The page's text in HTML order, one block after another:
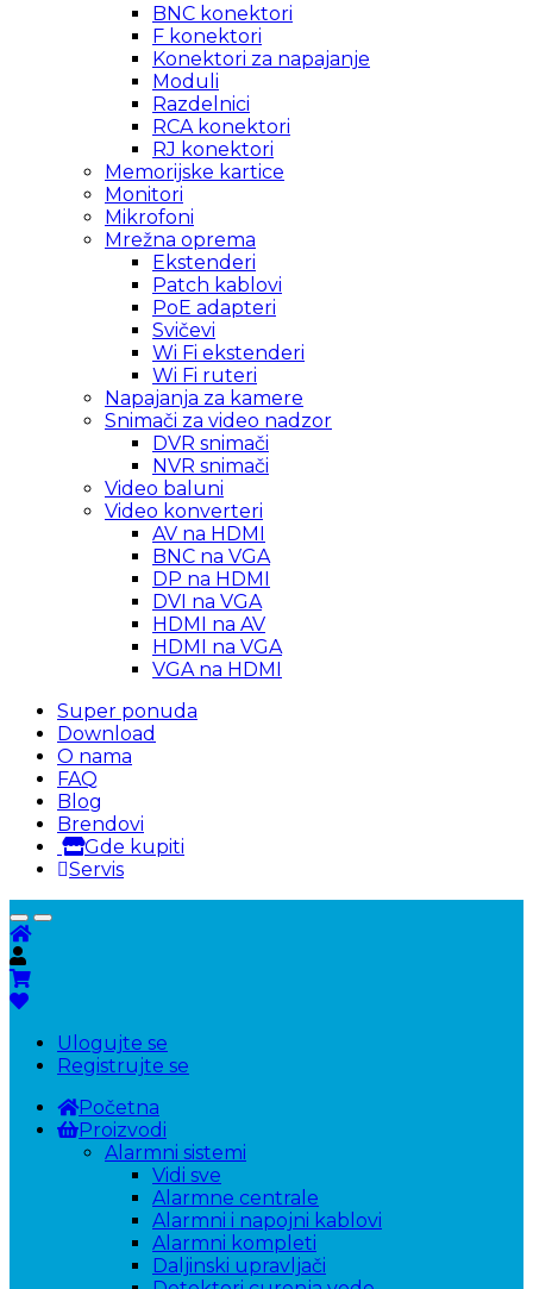
BNC konektori
F konektori
Konektori za napajanje
Moduli
Razdelnici
RCA konektori
RJ konektori
Memorijske kartice
Monitori
Mikrofoni
Mrežna oprema
Ekstenderi
Patch kablovi
PoE adapteri
Svičevi
Wi Fi ekstenderi
Wi Fi ruteri
Napajanja za kamere
Snimači za video nadzor
DVR snimači
NVR snimači
Video baluni
Video konverteri
AV na HDMI
BNC na VGA
DP na HDMI
DVI na VGA
HDMI na AV
HDMI na VGA
VGA na HDMI
Super ponuda
Download
O nama
FAQ
Blog
Brendovi
Gde kupiti
Servis
Ulogujte se
Registrujte se
Početna
Proizvodi
Alarmni sistemi
Vidi sve
Alarmne centrale
Alarmni i napojni kablovi
Alarmni kompleti
Daljinski upravljači